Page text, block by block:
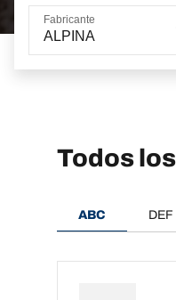
Fabricante
ALPINA
Todos
ABC DEF